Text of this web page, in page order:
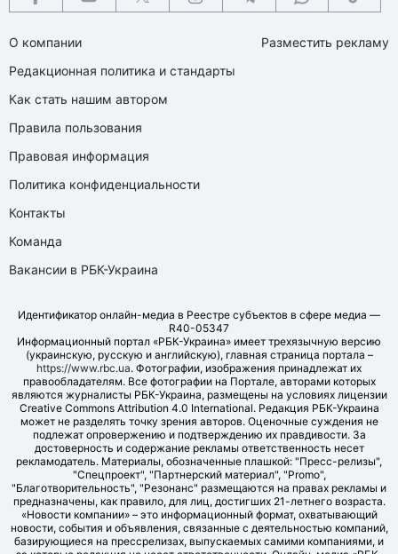
О компании
Редакционная политика и стандарты
Как стать нашим автором
Правила пользования
Правовая информация
Политика конфиденциальности
Контакты
Команда
Вакансии в РБК-Украина
Разместить рекламу
Идентификатор онлайн-медиа в Реестре субъектов в сфере медиа —
R40-05347
Информационный портал «РБК-Украина» имеет трехязычную версию
(украинскую, русскую и английскую), главная страница портала –
https://www.rbc.ua. Фотографии, изображения принадлежат их
правообладателям. Все фотографии на Портале, авторами которых
являются журналисты РБК-Украина, размещены на условиях лицензии
Creative Commons Attribution 4.0 International. Редакция РБК-Украина
может не разделять точку зрения авторов. Оценочные суждения не
подлежат опровержению и подтверждению их правдивости. За
достоверность и содержание рекламы ответственность несет
рекламодатель. Материалы, обозначенные плашкой: "Пресс-релизы",
"Спецпроект", "Партнерский материал", "Promo",
"Благотворительность", "Резонанс" размещаются на правах рекламы и
предназначены, как правило, для лиц, достигших 21-летнего возраста.
«Новости компании» – это информационный формат, охватывающий
новости, события и объявления, связанные с деятельностью компаний,
базирующиеся на прессрелизах, выпускаемых самими компаниями, и